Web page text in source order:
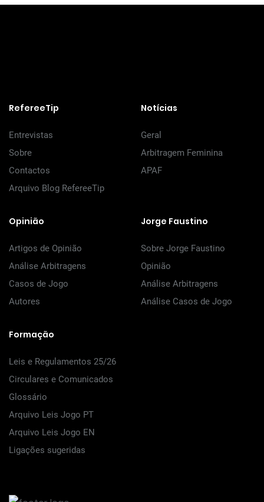
RefereeTip
Entrevistas
Sobre
Contactos
Arquivo Blog RefereeTip
Notícias
Geral
Arbitragem Feminina
APAF
Opinião
Artigos de Opinião
Análise Arbitragens
Casos de Jogo
Autores
Jorge Faustino
Sobre Jorge Faustino
Opinião
Análise Arbitragens
Análise Casos de Jogo
Formação
Leis e Regulamentos 25/26
Circulares e Comunicados
Glossário
Arquivo Leis Jogo PT
Arquivo Leis Jogo EN
Ligações sugeridas